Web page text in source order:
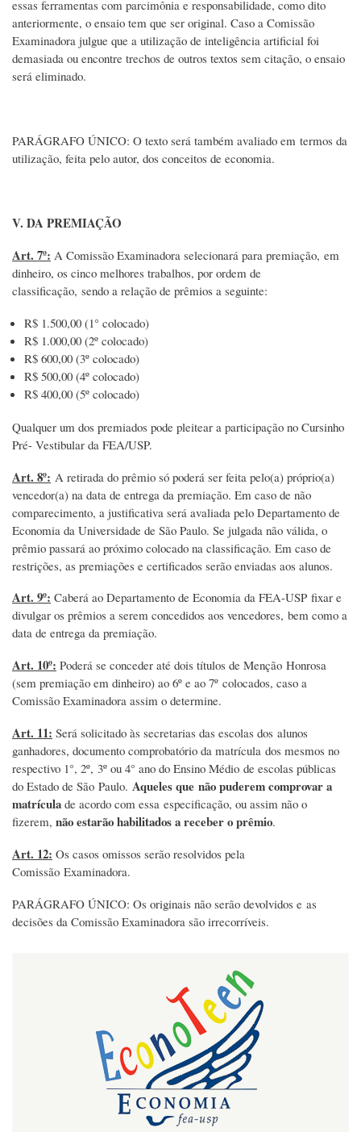
essas ferramentas com parcimônia e responsabilidade, como dito
anteriormente, o ensaio tem que ser original. Caso a Comissão
Examinadora julgue que a utilização de inteligência artificial foi
demasiada ou encontre trechos de outros textos sem citação, o ensaio
será eliminado.
PARÁGRAFO ÚNICO: O texto será também avaliado em termos da
utilização, feita pelo autor, dos conceitos de economia.
V. DA PREMIAÇÃO
Art. 7º: A Comissão Examinadora selecionará para premiação, em
dinheiro, os cinco melhores trabalhos, por ordem de
classificação, sendo a relação de prêmios a seguinte:
R$ 1.500,00 (1° colocado)
R$ 1.000,00 (2º colocado)
R$ 600,00 (3º colocado)
R$ 500,00 (4º colocado)
R$ 400,00 (5º colocado)
Qualquer um dos premiados pode pleitear a participação no Cursinho
Pré- Vestibular da FEA/USP.
Art. 8º: A retirada do prêmio só poderá ser feita pelo(a) próprio(a)
vencedor(a) na data de entrega da premiação. Em caso de não
comparecimento, a justificativa será avaliada pelo Departamento de
Economia da Universidade de São Paulo. Se julgada não válida, o
prêmio passará ao próximo colocado na classificação. Em caso de
restrições, as premiações e certificados serão enviadas aos alunos.
Art. 9º: Caberá ao Departamento de Economia da FEA-USP fixar e
divulgar os prêmios a serem concedidos aos vencedores, bem como a
data de entrega da premiação.
Art. 10º: Poderá se conceder até dois títulos de Menção Honrosa
(sem premiação em dinheiro) ao 6º e ao 7º colocados, caso a
Comissão Examinadora assim o determine.
Art. 11: Será solicitado às secretarias das escolas dos alunos
ganhadores, documento comprobatório da matrícula dos mesmos no
respectivo 1°, 2º, 3º ou 4° ano do Ensino Médio de escolas públicas
do Estado de São Paulo. Aqueles que não puderem comprovar a
matrícula de acordo com essa especificação, ou assim não o
fizerem, não estarão habilitados a receber o prêmio.
Art. 12: Os casos omissos serão resolvidos pela
Comissão Examinadora.
PARÁGRAFO ÚNICO: Os originais não serão devolvidos e as
decisões da Comissão Examinadora são irrecorríveis.